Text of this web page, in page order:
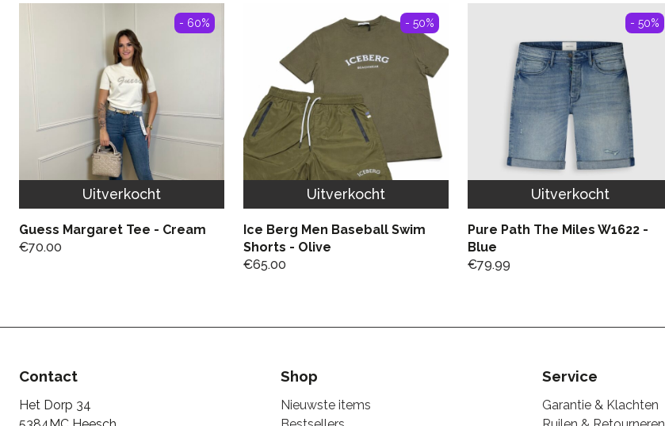
Uitverkocht
- 60%
Guess Margaret Tee - Cream
€70.00
Uitverkocht
- 50%
Ice Berg Men Baseball Swim
Shorts - Olive
€65.00
Uitverkocht
- 50%
Pure Path The Miles W1622 -
Blue
€79.99
Contact
Het Dorp 34
Shop
Nieuwste items
Service
Garantie & Klachten